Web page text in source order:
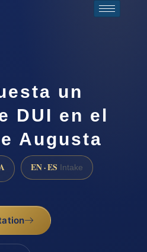
un
DUI en el
Augusta
EN · ES Intake